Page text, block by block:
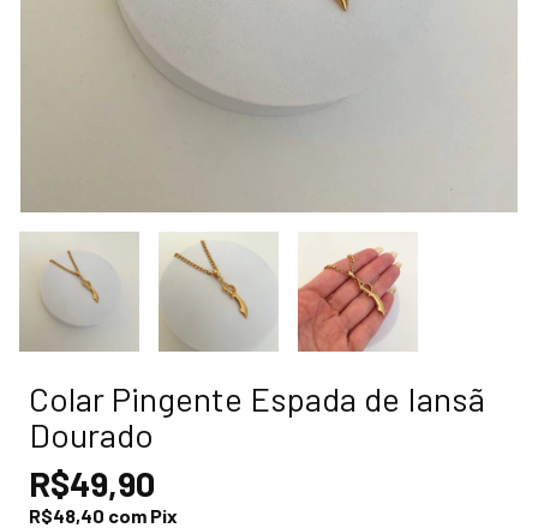
Colar Pingente Espada de Iansã
Dourado
R$49,90
R$48,40 com Pix